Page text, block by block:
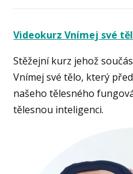
Videokurz Vnímej své
Stěžejní kurz jehož
Vnímej své tělo, který
našeho tělesného
tělesnou inteligenci.